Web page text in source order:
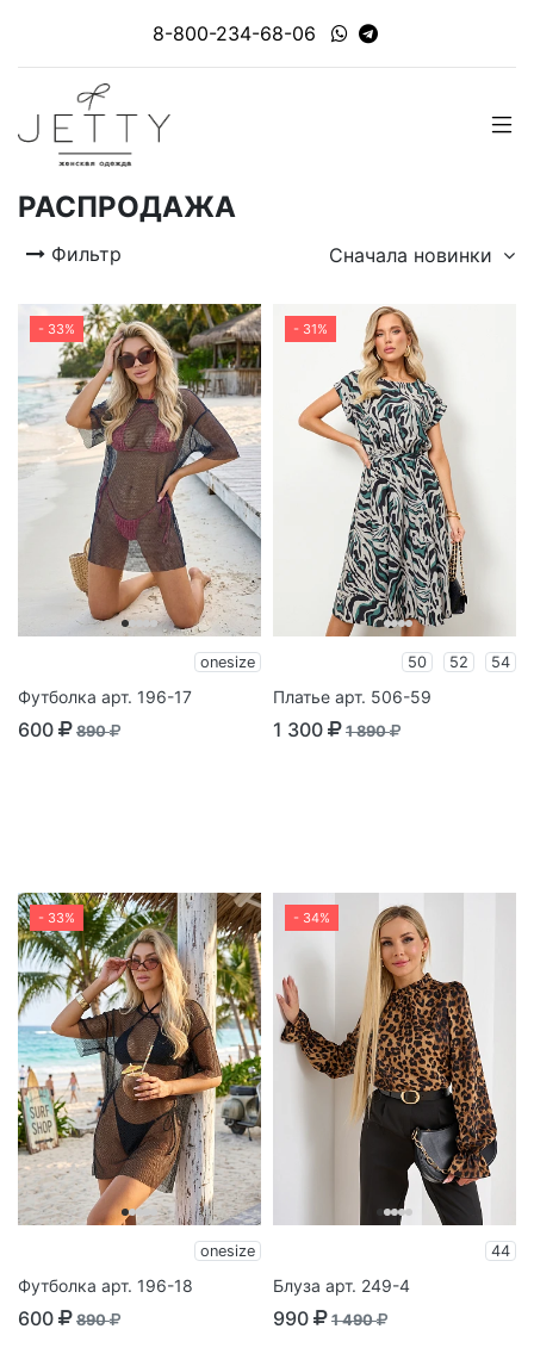
8-800-234-68-06
РАСПРОДАЖА
Фильтр Сначала новинки
- 33%
onesize
Футболка арт. 196-17
600 890
- 31%
50 52 54
Платье арт. 506-59
1 300 1 890
- 33%
onesize
Футболка арт. 196-18
600 890
- 34%
44
Блуза арт. 249-4
990 1 490